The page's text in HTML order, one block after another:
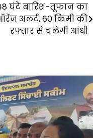
घंटे बारिश-तूफान का
अलर्ट, 60 किमी की
रफ्तार से चलेगी आंधी